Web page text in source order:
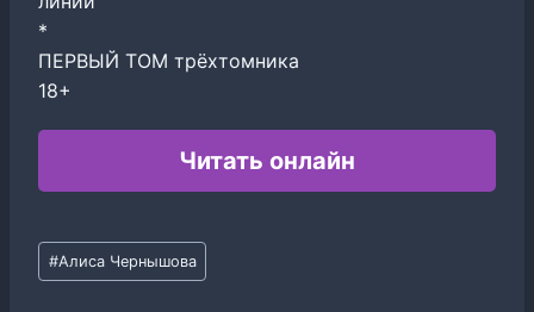
*
ПЕРВЫЙ ТОМ трёхтомника
18+
Читать онлайн
Метки
записи:
#Алиса Чернышова